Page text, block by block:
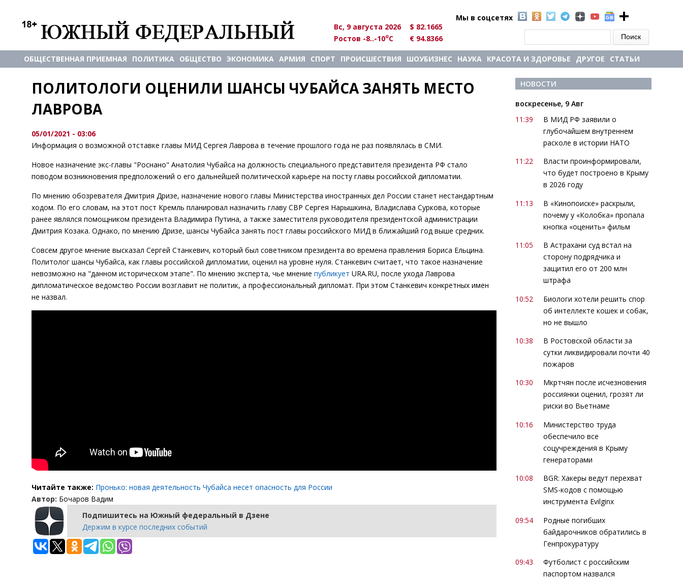
Мы в соцсетях
Вс, 9 августа 2026
$ 82.1665
Ростов -8..-10oC € 94.8366
ОБЩЕСТВЕННАЯ ПРИЕМНАЯ ПОЛИТИКА ОБЩЕСТВО ЭКОНОМИКА АРМИЯ СПОРТ ПРОИСШЕСТВИЯ ШОУБИЗНЕС НАУКА КРАСОТА И ЗДОРОВЬЕ ДРУГОЕ СТАТЬИ
ПОЛИТОЛОГИ ОЦЕНИЛИ ШАНСЫ ЧУБАЙСА ЗАНЯТЬ МЕСТО
ЛАВРОВА
05/01/2021 - 03:06
Информация о возможной отставке главы МИД Сергея Лаврова в течение прошлого года не раз появлялась в СМИ.
Новое назначение экс-главы "Роснано" Анатолия Чубайса на должность специального представителя президента РФ стало
поводом возникновения предположений о его дальнейшей политической карьере на посту главы российской дипломатии.
По мнению обозревателя Дмитрия Дризе, назначение нового главы Министерства иностранных дел России станет нестандартным
ходом. По его словам, на этот пост Кремль планировал назначить главу СВР Сергея Нарышкина, Владислава Суркова, которые
ранее являлся помощником президента Владимира Путина, а также заместителя руководителя президентской администрации
Дмитрия Козака. Однако, по мнению Дризе, шансы Чубайса занять пост главы российского МИД в ближайший год выше средних.
Совсем другое мнение высказал Сергей Станкевич, который был советником президента во времена правления Бориса Ельцина.
Политолог шансы Чубайса, как главы российской дипломатии, оценил на уровне нуля. Станкевич считает, что такое назначение
невозможно на "данном историческом этапе". По мнению эксперта, чье мнение публикует URA.RU, после ухода Лаврова
дипломатическое ведомство России возглавит не политик, а профессиональный дипломат. При этом Станкевич конкретных имен
не назвал.
Читайте также: Пронько: новая деятельность Чубайса несет опасность для России
Автор: Бочаров Вадим
Подпишитесь на Южный федеральный в Дзене
Держим в курсе последних событий
НОВОСТИ
воскресенье, 9 Авг
11:39
В МИД РФ заявили о
глубочайшем внутреннем
расколе в истории НАТО
11:22
Власти проинформировали,
что будет построено в Крыму
в 2026 году
11:13
В «Кинопоиске» раскрыли,
почему у «Колобка» пропала
кнопка «оценить» фильм
11:05
В Астрахани суд встал на
сторону подрядчика и
защитил его от 200 млн
штрафа
10:52
Биологи хотели решить спор
об интеллекте кошек и собак,
но не вышло
10:38
В Ростовской области за
сутки ликвидировали почти 40
пожаров
10:30
Мкртчян после исчезновения
россиянки оценил, грозят ли
риски во Вьетнаме
10:16
Министерство труда
обеспечило все
соцучреждения в Крыму
генераторами
10:08
BGR: Хакеры ведут перехват
SMS-кодов с помощью
инструмента Evilginx
09:54
Родные погибших
байдарочников обратились в
Генпрокуратуру
09:43
Футболист с российским
паспортом назвался